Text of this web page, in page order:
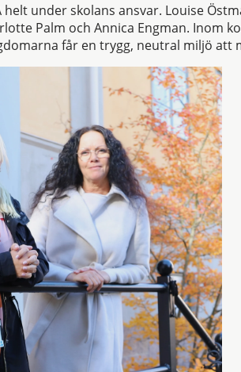
helt under skolans ansvar. Louise
Palm och Annica Engman. Inom
får en trygg, neutral miljö att